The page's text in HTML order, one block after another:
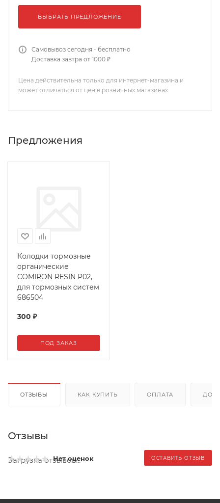
ВЫБРАТЬ ПРЕДЛОЖЕНИЕ
Самовывоз сегодня - бесплатно
Доставка завтра от 1000 ₽
Цена действительна только для интернет-магазина и
может отличаться от цен в розничных магазинах
Предложения
Колодки тормозные
органические
COMIRON RESIN P02,
для тормозных систем
686504
300 ₽
ПОД ЗАКАЗ
ОТЗЫВЫ КАК КУПИТЬ ОПЛАТА
Отзывы
Нет оценок ОСТАВИТЬ ОТЗЫВ
Загрузка отзывов...